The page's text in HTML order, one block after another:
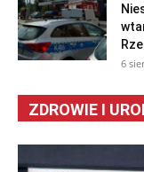
6
ZDROWIE I